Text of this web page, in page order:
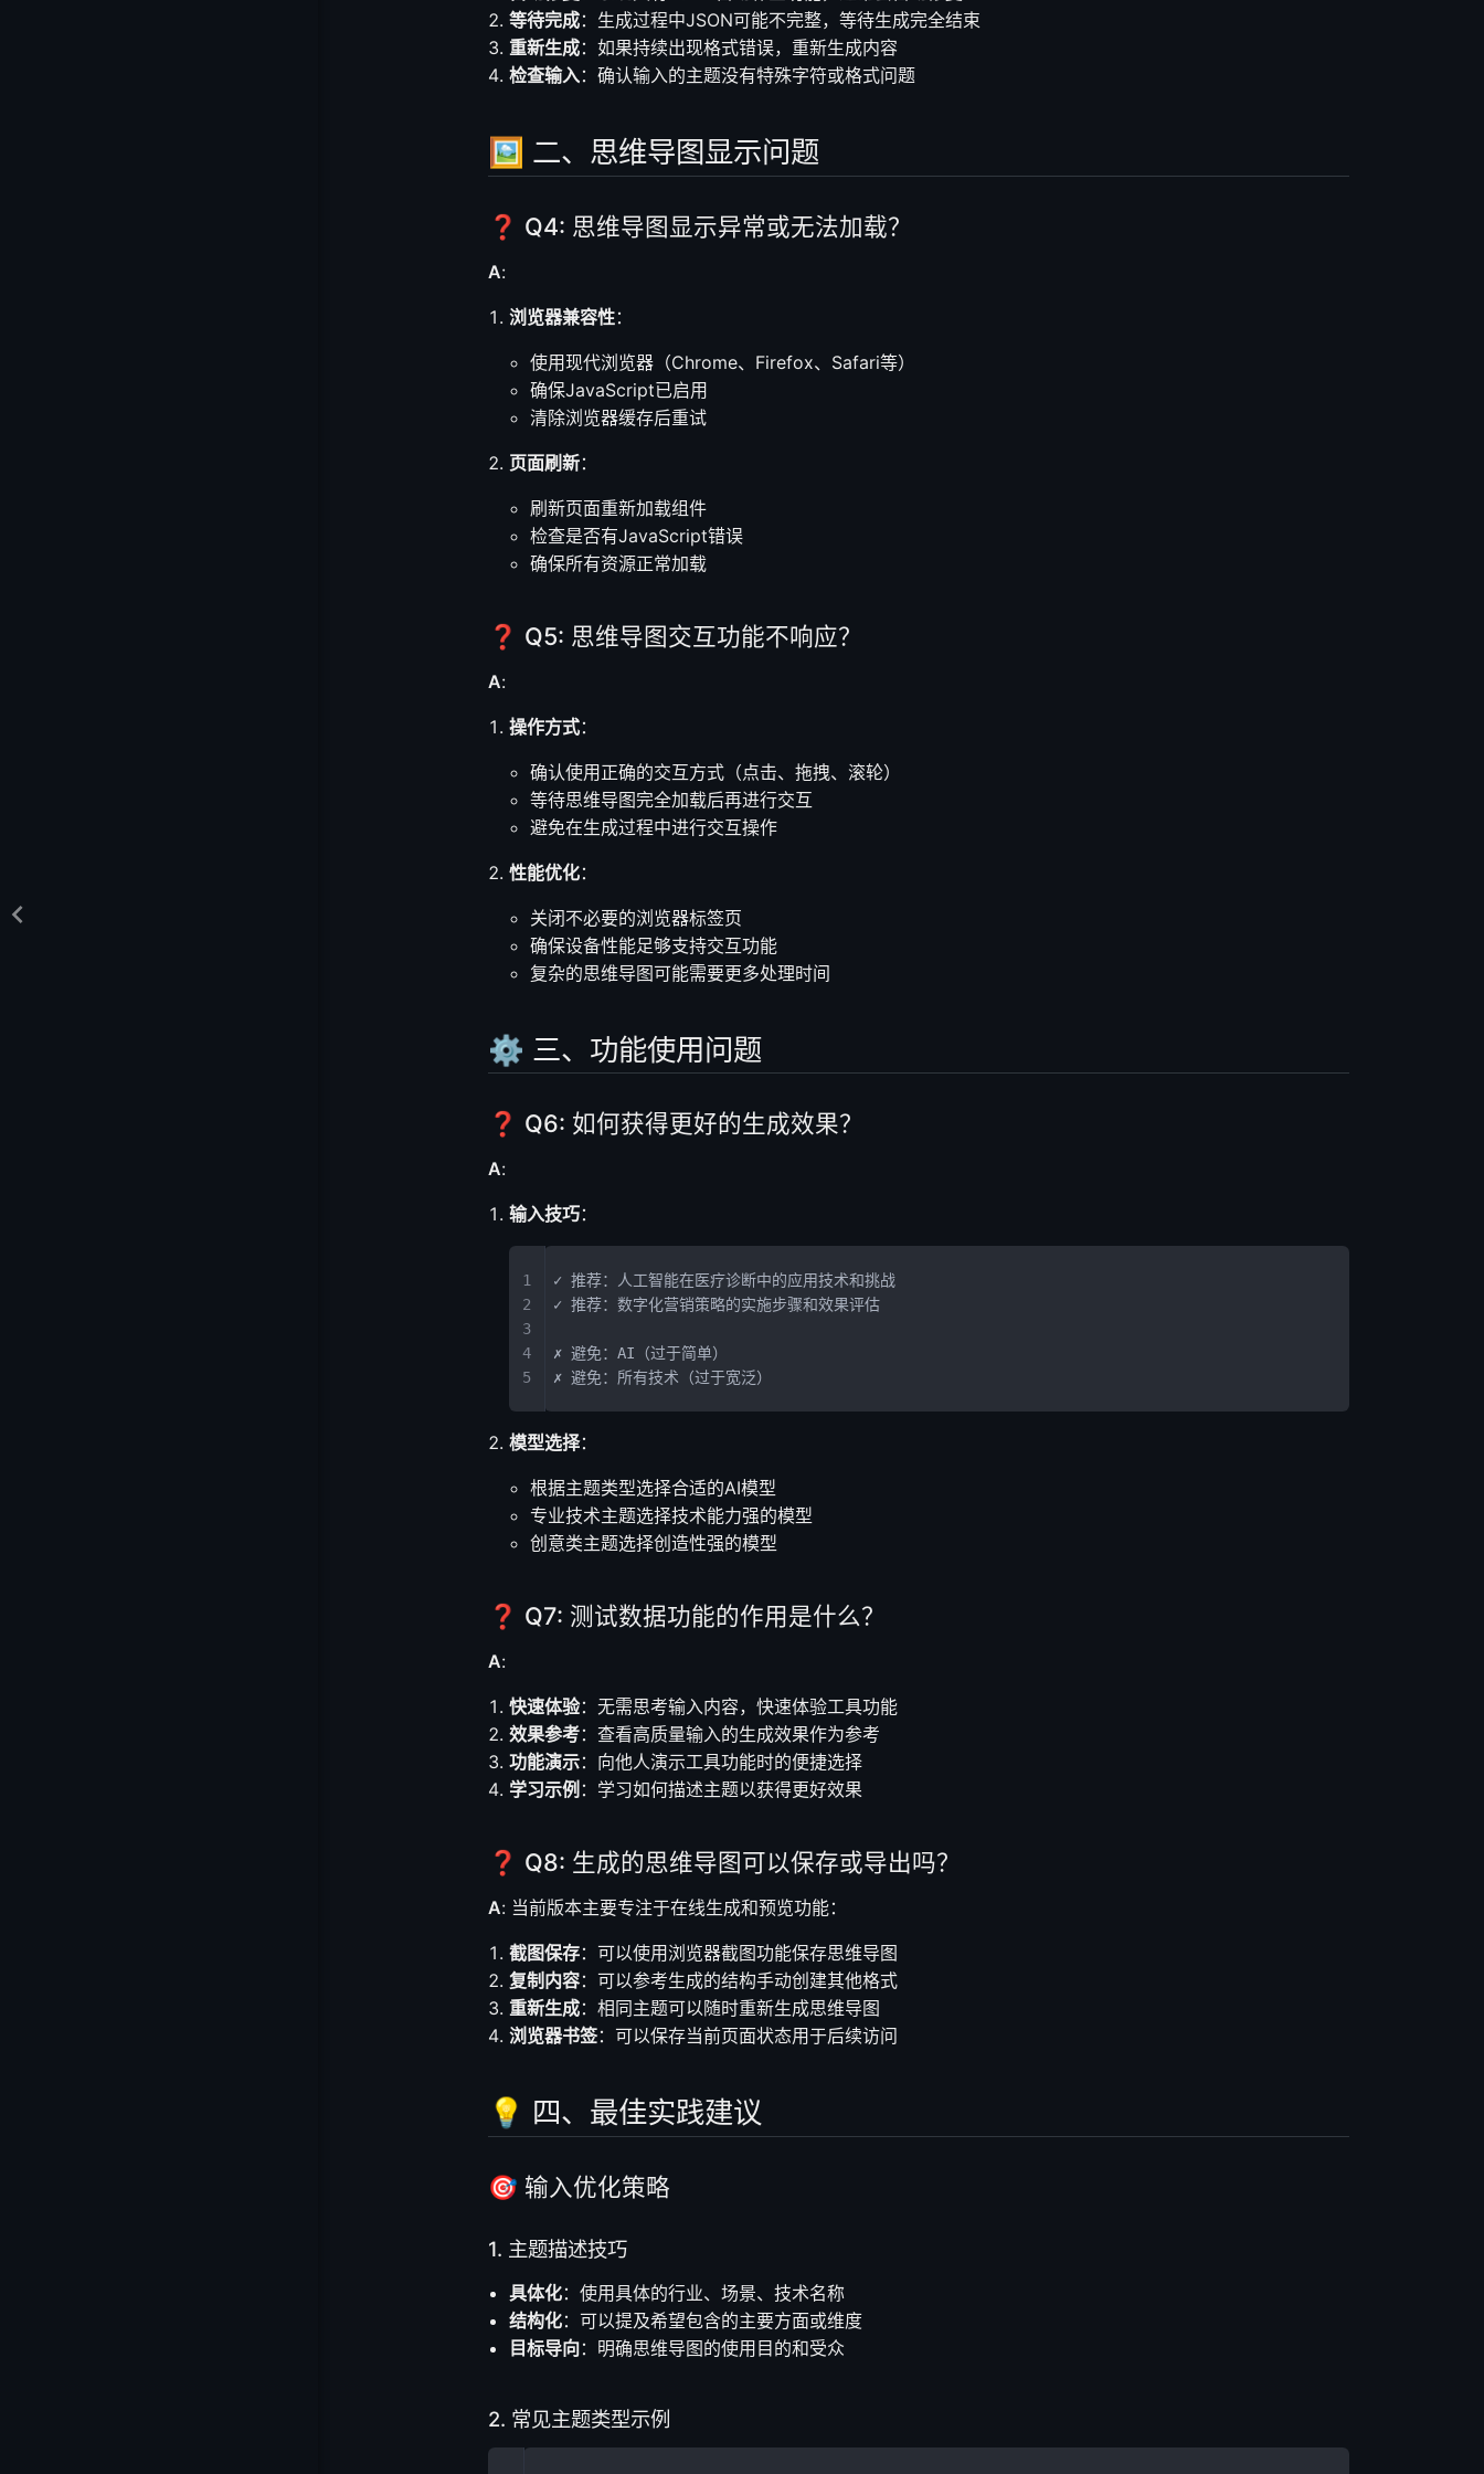
等待完成：生成过程中JSON可能不完整，等待生成完全结束
重新生成：如果持续出现格式错误，重新生成内容
检查输入：确认输入的主题没有特殊字符或格式问题
🖼️ 二、思维导图显示问题
❓ Q4: 思维导图显示异常或无法加载？
A:
浏览器兼容性：
使用现代浏览器（Chrome、Firefox、Safari等）
确保JavaScript已启用
清除浏览器缓存后重试
页面刷新：
刷新页面重新加载组件
检查是否有JavaScript错误
确保所有资源正常加载
❓ Q5: 思维导图交互功能不响应？
A:
操作方式：
确认使用正确的交互方式（点击、拖拽、滚轮）
等待思维导图完全加载后再进行交互
避免在生成过程中进行交互操作
性能优化：
关闭不必要的浏览器标签页
确保设备性能足够支持交互功能
复杂的思维导图可能需要更多处理时间
⚙️ 三、功能使用问题
❓ Q6: 如何获得更好的生成效果？
A:
输入技巧：
✓ 推荐：人工智能在医疗诊断中的应用技术和挑战
✓ 推荐：数字化营销策略的实施步骤和效果评估
✗ 避免：AI（过于简单）
✗ 避免：所有技术（过于宽泛）
模型选择：
根据主题类型选择合适的AI模型
专业技术主题选择技术能力强的模型
创意类主题选择创造性强的模型
❓ Q7: 测试数据功能的作用是什么？
A:
快速体验：无需思考输入内容，快速体验工具功能
效果参考：查看高质量输入的生成效果作为参考
功能演示：向他人演示工具功能时的便捷选择
学习示例 ：学习如何描述主题以获得更好效果
❓ Q8: 生成的思维导图可以保存或导出吗？
A: 当前版本主要专注于在线生成和预览功能：
截图保存：可以使用浏览器截图功能保存思维导图
复制内容：可以参考生成的结构手动创建其他格式
重新生成：相同主题可以随时重新生成思维导图
浏览器书签：可以保存当前页面状态用于后续访问
💡 四、最佳实践建议
🎯 输入优化策略
1. 主题描述技巧
具体化：使用具体的行业、场景、技术名称
结构化：可以提及希望包含的主要方面或维度
目标导向：明确思维导图的使用目的和受众
2. 常见主题类型示例